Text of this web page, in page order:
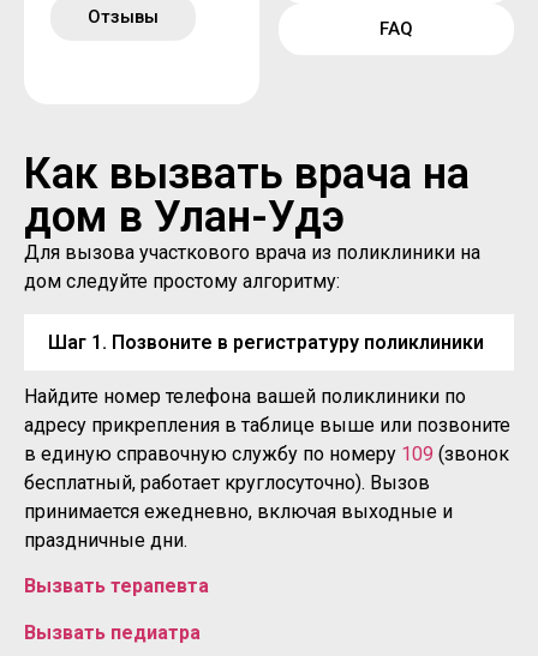
Отзывы
FAQ
Как вызвать врача на
дом в Улан-Удэ
Для вызова участкового врача из поликлиники на
дом следуйте простому алгоритму:
Шаг 1. Позвоните в регистратуру поликлиники
Найдите номер телефона вашей поликлиники по
адресу прикрепления в таблице выше или позвоните
в единую справочную службу по номеру 109 (звонок
бесплатный, работает круглосуточно). Вызов
принимается ежедневно, включая выходные и
праздничные дни.
Вызвать терапевта
Вызвать педиатра